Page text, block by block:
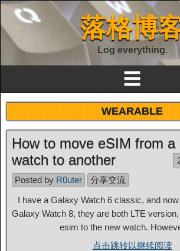
落格博
Log everything.
☰
WEARABLE
How to move eSIM from a
watch to another
Posted by R0uter
分享交流
I have a Galaxy Watch 6 classic, and
Galaxy Watch 8, they are both LTE
esim to the new watch.
点击跳转以继续阅读